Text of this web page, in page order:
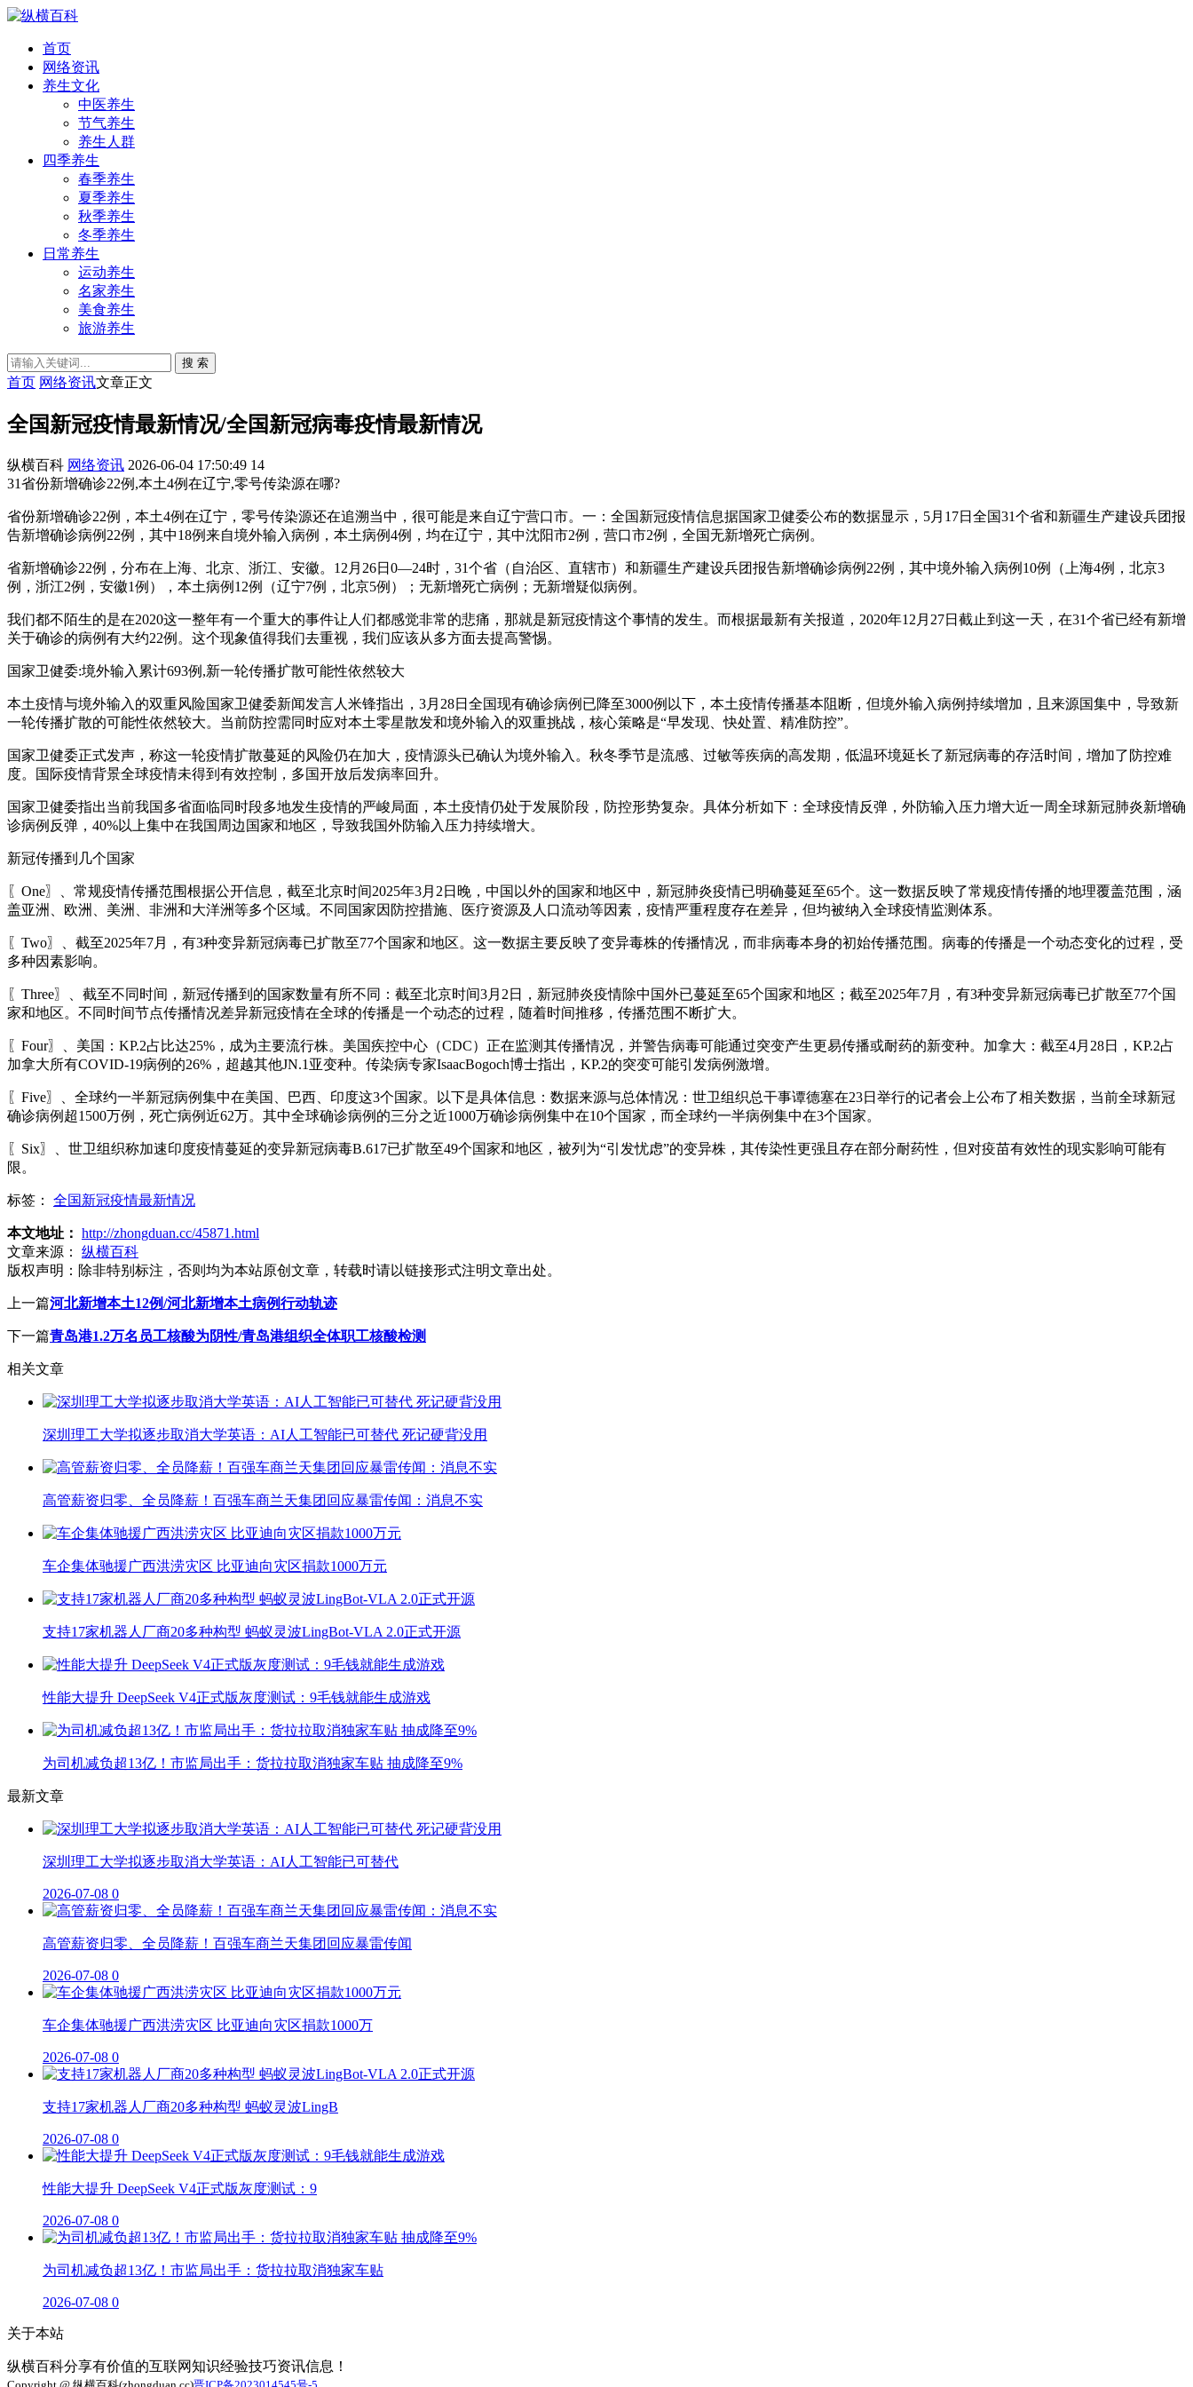
首页
网络资讯
养生文化
中医养生
节气养生
养生人群
四季养生
春季养生
夏季养生
秋季养生
冬季养生
日常养生
运动养生
名家养生
美食养生
旅游养生
搜 索
首页 网络资讯文章正文
全国新冠疫情最新情况/全国新冠病毒疫情最新情况
纵横百科 网络资讯 2026-06-04 17:50:49 14
31省份新增确诊22例,本土4例在辽宁,零号传染源在哪?
省份新增确诊22例，本土4例在辽宁，零号传染源还在追溯当中，很可能是来自辽宁营口市。一：全国新冠疫情信息据国家卫健委公布的数据显示，5月17日全国31个省和新疆生产建设兵团报
告新增确诊病例22例，其中18例来自境外输入病例，本土病例4例，均在辽宁，其中沈阳市2例，营口市2例，全国无新增死亡病例。
省新增确诊22例，分布在上海、北京、浙江、安徽。12月26日0—24时，31个省（自治区、直辖市）和新疆生产建设兵团报告新增确诊病例22例，其中境外输入病例10例（上海4例，北京3
例，浙江2例，安徽1例），本土病例12例（辽宁7例，北京5例）；无新增死亡病例；无新增疑似病例。
我们都不陌生的是在2020这一整年有一个重大的事件让人们都感觉非常的悲痛，那就是新冠疫情这个事情的发生。而根据最新有关报道，2020年12月27日截止到这一天，在31个省已经有新增
关于确诊的病例有大约22例。这个现象值得我们去重视，我们应该从多方面去提高警惕。
国家卫健委:境外输入累计693例,新一轮传播扩散可能性依然较大
本土疫情与境外输入的双重风险国家卫健委新闻发言人米锋指出，3月28日全国现有确诊病例已降至3000例以下，本土疫情传播基本阻断，但境外输入病例持续增加，且来源国集中，导致新
一轮传播扩散的可能性依然较大。当前防控需同时应对本土零星散发和境外输入的双重挑战，核心策略是“早发现、快处置、精准防控”。
国家卫健委正式发声，称这一轮疫情扩散蔓延的风险仍在加大，疫情源头已确认为境外输入。秋冬季节是流感、过敏等疾病的高发期，低温环境延长了新冠病毒的存活时间，增加了防控难
度。国际疫情背景全球疫情未得到有效控制，多国开放后发病率回升。
国家卫健委指出当前我国多省面临同时段多地发生疫情的严峻局面，本土疫情仍处于发展阶段，防控形势复杂。具体分析如下：全球疫情反弹，外防输入压力增大近一周全球新冠肺炎新增确
诊病例反弹，40%以上集中在我国周边国家和地区，导致我国外防输入压力持续增大。
新冠传播到几个国家
〖One〗、常规疫情传播范围根据公开信息，截至北京时间2025年3月2日晚，中国以外的国家和地区中，新冠肺炎疫情已明确蔓延至65个。这一数据反映了常规疫情传播的地理覆盖范围，涵
盖亚洲、欧洲、美洲、非洲和大洋洲等多个区域。不同国家因防控措施、医疗资源及人口流动等因素，疫情严重程度存在差异，但均被纳入全球疫情监测体系。
〖Two〗、截至2025年7月，有3种变异新冠病毒已扩散至77个国家和地区。这一数据主要反映了变异毒株的传播情况，而非病毒本身的初始传播范围。病毒的传播是一个动态变化的过程，受
多种因素影响。
〖Three〗、截至不同时间，新冠传播到的国家数量有所不同：截至北京时间3月2日，新冠肺炎疫情除中国外已蔓延至65个国家和地区；截至2025年7月，有3种变异新冠病毒已扩散至77个国
家和地区。不同时间节点传播情况差异新冠疫情在全球的传播是一个动态的过程，随着时间推移，传播范围不断扩大。
〖Four〗、美国：KP.2占比达25%，成为主要流行株。美国疾控中心（CDC）正在监测其传播情况，并警告病毒可能通过突变产生更易传播或耐药的新变种。加拿大：截至4月28日，KP.2占
加拿大所有COVID-19病例的26%，超越其他JN.1亚变种。传染病专家IsaacBogoch博士指出，KP.2的突变可能引发病例激增。
〖Five〗、全球约一半新冠病例集中在美国、巴西、印度这3个国家。以下是具体信息：数据来源与总体情况：世卫组织总干事谭德塞在23日举行的记者会上公布了相关数据，当前全球新冠
确诊病例超1500万例，死亡病例近62万。其中全球确诊病例的三分之近1000万确诊病例集中在10个国家，而全球约一半病例集中在3个国家。
〖Six〗、世卫组织称加速印度疫情蔓延的变异新冠病毒B.617已扩散至49个国家和地区，被列为“引发忧虑”的变异株，其传染性更强且存在部分耐药性，但对疫苗有效性的现实影响可能有
限。
标签： 全国新冠疫情最新情况
本文地址： http://zhongduan.cc/45871.html
文章来源：
纵横百科
版权声明： 除非特别标注，否则均为本站原创文章，转载时请以链接形式注明文章出处。
上一篇河北新增本土12例/河北新增本土病例行动轨迹
下一篇青岛港1.2万名员工核酸为阴性/青岛港组织全体职工核酸检测
相关文章
深圳理工大学拟逐步取消大学英语：AI人工智能已可替代 死记硬背没用
高管薪资归零、全员降薪！百强车商兰天集团回应暴雷传闻：消息不实
车企集体驰援广西洪涝灾区 比亚迪向灾区捐款1000万元
支持17家机器人厂商20多种构型 蚂蚁灵波LingBot-VLA 2.0正式开源
性能大提升 DeepSeek V4正式版灰度测试：9毛钱就能生成游戏
为司机减负超13亿！市监局出手：货拉拉取消独家车贴 抽成降至9%
最新文章
深圳理工大学拟逐步取消大学英语：AI人工智能已可替代
2026-07-08 0
高管薪资归零、全员降薪！百强车商兰天集团回应暴雷传闻
2026-07-08 0
车企集体驰援广西洪涝灾区 比亚迪向灾区捐款1000万
2026-07-08 0
支持17家机器人厂商20多种构型 蚂蚁灵波LingB
2026-07-08 0
性能大提升 DeepSeek V4正式版灰度测试：9
2026-07-08 0
为司机减负超13亿！市监局出手：货拉拉取消独家车贴
2026-07-08 0
关于本站
纵横百科分享有价值的互联网知识经验技巧资讯信息！